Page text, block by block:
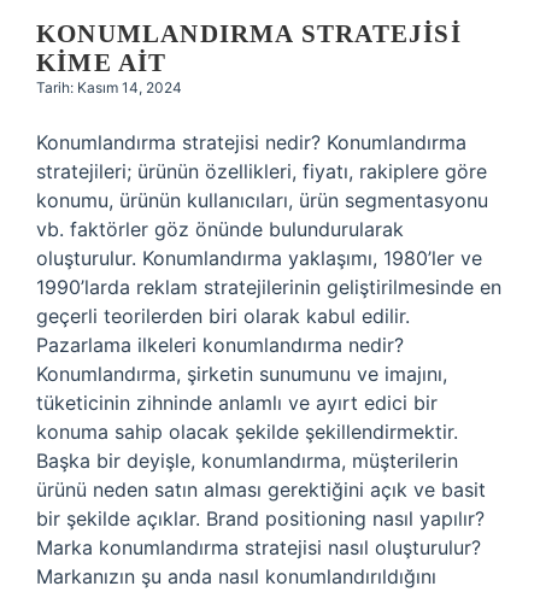
KONUMLANDIRMA STRATEJISI
KIME AIT
Tarih: Kasım 14, 2024
Konumlandırma stratejisi nedir? Konumlandırma
stratejileri; ürünün özellikleri, fiyatı, rakiplere göre
konumu, ürünün kullanıcıları, ürün segmentasyonu
vb. faktörler göz önünde bulundurularak
oluşturulur. Konumlandırma yaklaşımı, 1980’ler ve
1990’larda reklam stratejilerinin geliştirilmesinde en
geçerli teorilerden biri olarak kabul edilir.
Pazarlama ilkeleri konumlandırma nedir?
Konumlandırma, şirketin sunumunu ve imajını,
tüketicinin zihninde anlamlı ve ayırt edici bir
konuma sahip olacak şekilde şekillendirmektir.
Başka bir deyişle, konumlandırma, müşterilerin
ürünü neden satın alması gerektiğini açık ve basit
bir şekilde açıklar. Brand positioning nasıl yapılır?
Marka konumlandırma stratejisi nasıl oluşturulur?
Markanızın şu anda nasıl konumlandırıldığını